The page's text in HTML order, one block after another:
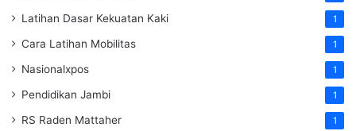
Latihan Dasar Kekuatan Kaki 1
Cara Latihan Mobilitas 1
Nasionalxpos 1
Pendidikan Jambi 1
RS Raden Mattaher 1